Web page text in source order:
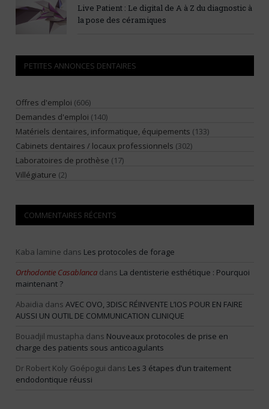
Live Patient : Le digital de A à Z du diagnostic à
la pose des céramiques
PETITES ANNONCES DENTAIRES
Offres d'emploi (606)
Demandes d'emploi (140)
Matériels dentaires, informatique, équipements (133)
Cabinets dentaires / locaux professionnels (302)
Laboratoires de prothèse (17)
Villégiature (2)
COMMENTAIRES RÉCENTS
Kaba lamine dans Les protocoles de forage
Orthodontie Casablanca dans La dentisterie esthétique : Pourquoi
maintenant ?
Abaidia dans AVEC OVO, 3DISC RÉINVENTE L’IOS POUR EN FAIRE
AUSSI UN OUTIL DE COMMUNICATION CLINIQUE
Bouadjil mustapha dans Nouveaux protocoles de prise en
charge des patients sous anticoagulants
Dr Robert Koly Goépogui dans Les 3 étapes d’un traitement
endodontique réussi